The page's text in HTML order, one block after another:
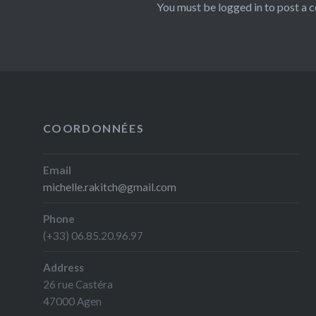
You must be logged in to post a
COORDONNÉES
Email
michelle.rakitch@gmail.com
Phone
(+33) 06.85.20.96.97
Address
26 rue Castéra
47000 Agen